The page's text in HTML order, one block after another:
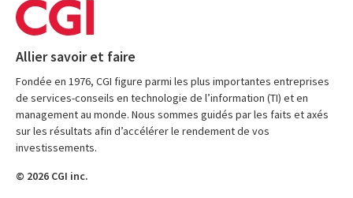
Allier savoir et faire
Fondée en 1976, CGI figure parmi les plus importantes entreprises
de services-conseils en technologie de l’information (TI) et en
management au monde. Nous sommes guidés par les faits et axés
sur les résultats afin d’accélérer le rendement de vos
investissements.
© 2026 CGI inc.